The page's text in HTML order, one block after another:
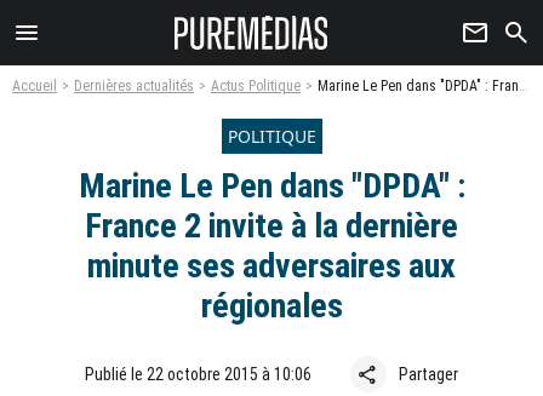
menu newsletter search
Accueil Dernières actualités Actus Politique Marine Le Pen dans "DPDA" : France 2 invite à la dernière minute ses adversaires aux régionales
POLITIQUE
Marine Le Pen dans "DPDA" :
France 2 invite à la dernière
minute ses adversaires aux
régionales
Publié le 22 octobre 2015 à 10:06 share Partager